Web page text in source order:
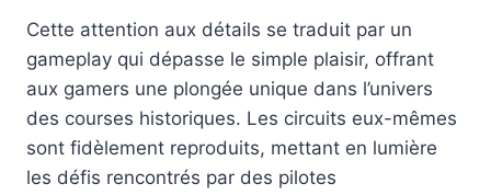
Cette attention aux détails se traduit par un
gameplay qui dépasse le simple plaisir, offrant
aux gamers une plongée unique dans l’univers
des courses historiques. Les circuits eux-mêmes
sont fidèlement reproduits, mettant en lumière
les défis rencontrés par des pilotes